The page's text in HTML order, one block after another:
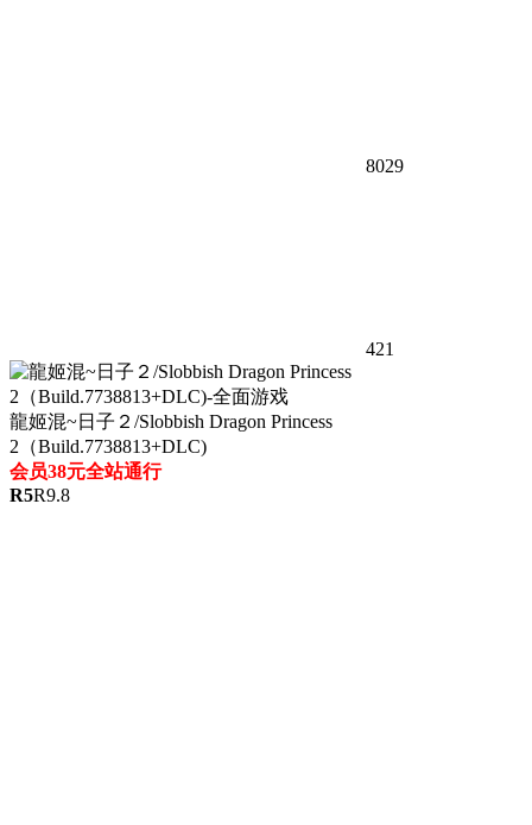
8029
421
龍姬混~日子２/Slobbish Dragon Princess
2（Build.7738813+DLC)
会员38元全站通行
R5R9.8